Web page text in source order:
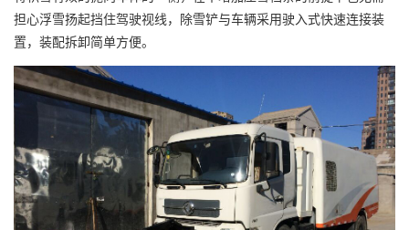
担心浮雪扬起挡住驾驶视线，除雪铲与车辆采用驶入式快速连接装
置，装配拆卸简单方便。